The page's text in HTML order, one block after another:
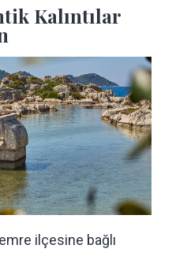
Kalıntılar
ilçesine bağlı